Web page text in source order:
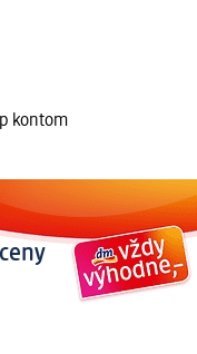
kontom